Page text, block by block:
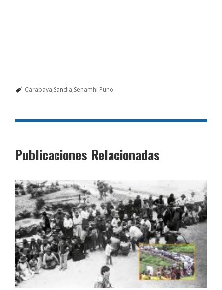
Carabaya Sandia Senamhi Puno
Publicaciones Relacionadas